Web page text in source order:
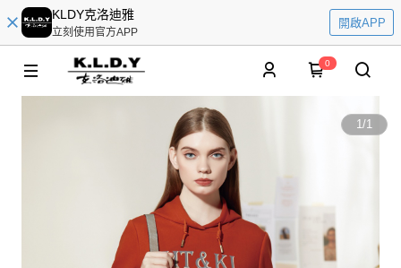
KLDY克洛迪雅
立刻使用官方APP
開啟APP
0
1/1